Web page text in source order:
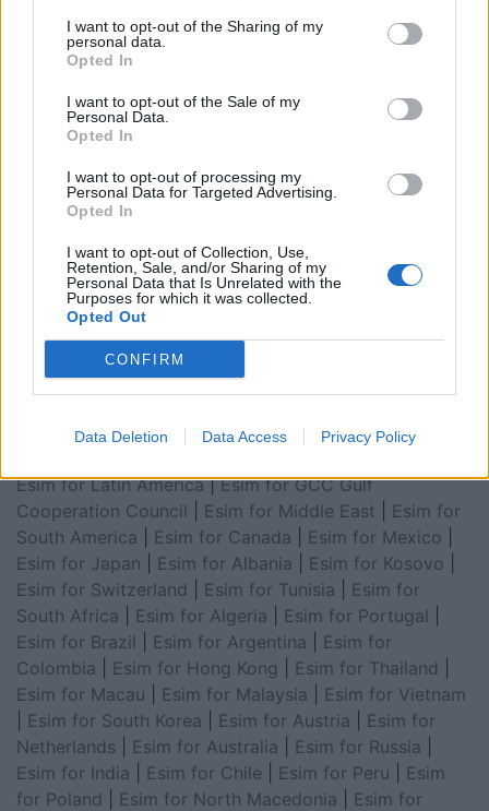
I want to opt-out of the Sharing of my
personal data.
Opted In
I want to opt-out of the Sale of my
Personal Data.
Opted In
I want to opt-out of processing my
Personal Data for Targeted Advertising.
Opted In
I want to opt-out of Collection, Use,
Retention, Sale, and/or Sharing of my
Personal Data that Is Unrelated with the
Purposes for which it was collected.
Opted Out
CONFIRM
Data Deletion Data Access Privacy Policy
Esim for Global|Esim for Europe|Esim for Caribbean
Esim for USA|
|Esim for Germany
for Asia|Esim for World Cup 2026
Emirates|Esim for Balkans|Esim for Morocco|
Esim for Latin America|Esim for GCC Gulf
Cooperation Council
Esim for Middle East
Esim for
South America
Esim for Canada Esim for Mexico
Esim for Japan
Esim for Albania Esim for Kosovo
Esim for Switzerland
Esim for Tunisia
Esim for
South Africa
Esim for Algeria Esim for Portugal
Esim for Brazil
Esim for Argentina
Esim for
Colombia
Esim for Hong Kong Esim for Thailand
Esim for Macau
Esim for Malaysia
Esim for Vietnam
Esim for South Korea Esim for Austria
Esim for
Netherlands
Esim for Australia Esim for Russia
Esim for India
Esim for Chile Esim for Peru
Esim
for Poland
Esim for North Macedonia
Esim for